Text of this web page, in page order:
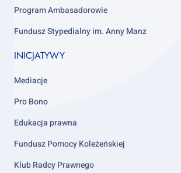
Program Ambasadorowie
Fundusz Stypedialny im. Anny Manz
INICJATYWY
Mediacje
Pro Bono
Edukacja prawna
Fundusz Pomocy Koleżeńskiej
Klub Radcy Prawnego